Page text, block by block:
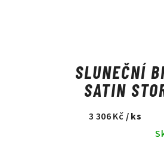
SLUNEČNÍ
SATIN
3 306 Kč/ ks